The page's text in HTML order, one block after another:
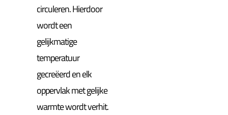
circuleren. Hierdoor
wordt een
gelijkmatige
temperatuur
gecreëerd en elk
oppervlak met gelijke
warmte wordt verhit.